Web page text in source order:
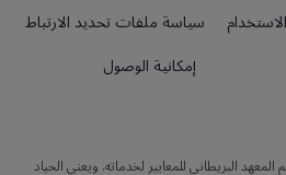
سياسة ملفات تحديد الارتباط
إمكانية الوصول
البريطاني للمعايير لخدماته. ويعني الحياد